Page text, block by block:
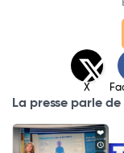
X
La presse parle de